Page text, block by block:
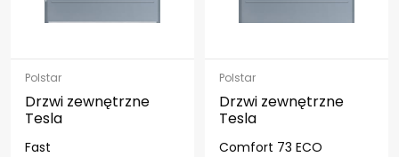
Polstar
Drzwi zewnętrzne
Tesla
Fast
Polstar
Drzwi zewnętrzne
Tesla
Comfort 73 ECO